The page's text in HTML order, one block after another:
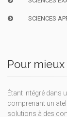
SCIENCES
Pour
Étant intégré dans
comprenant un
solutions à des